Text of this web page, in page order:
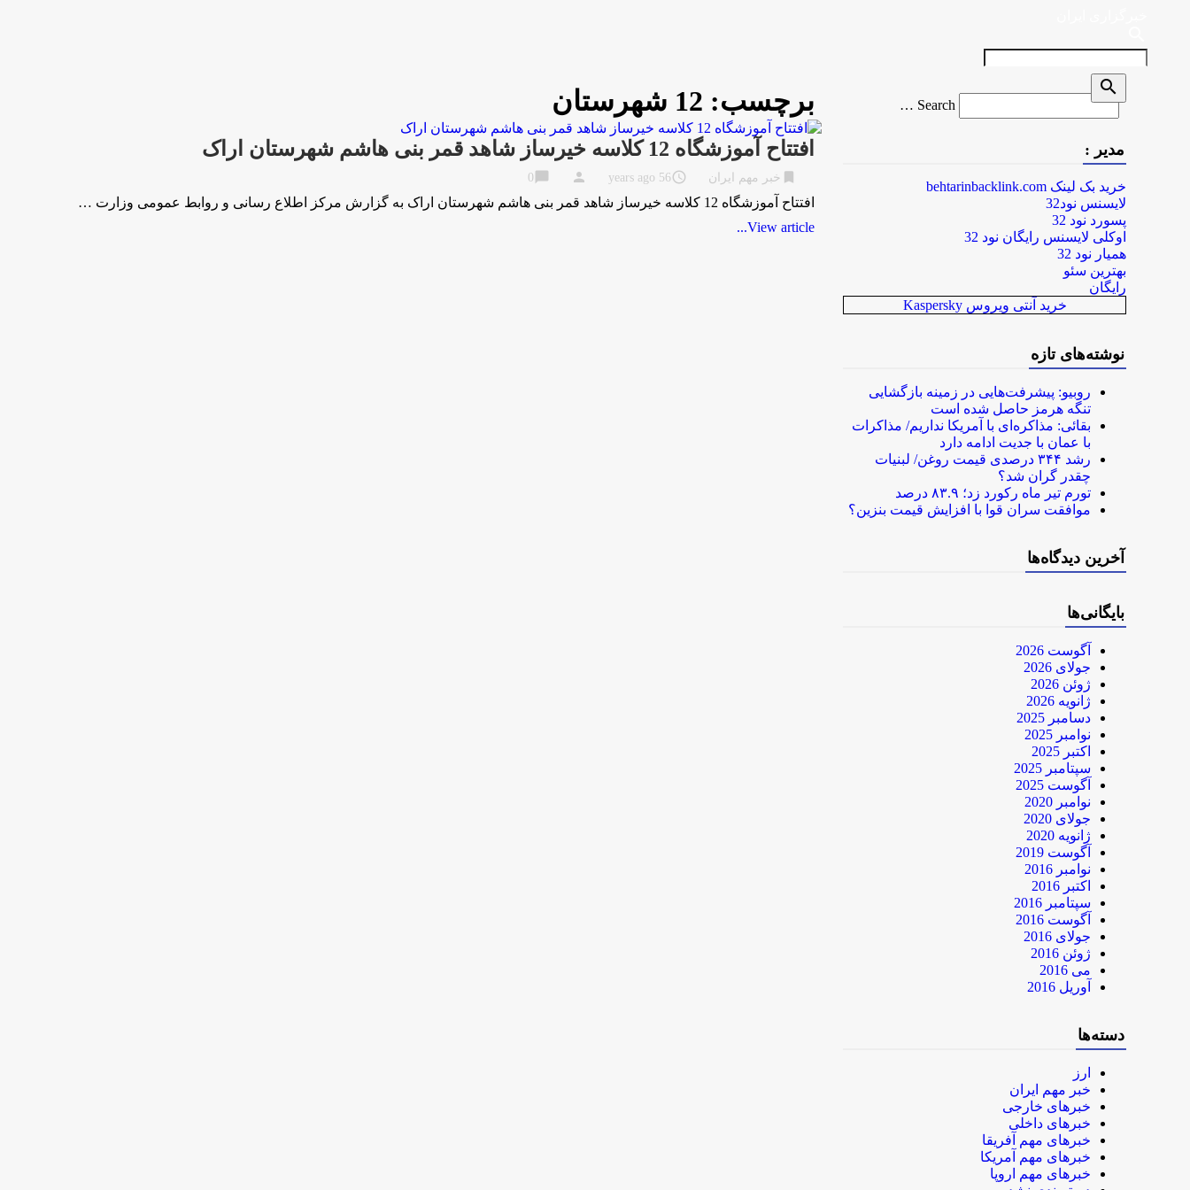
برچسب: 12 شهرستان
افتتاح آموزشگاه 12 کلاسه خیرساز شاهد قمر بنی هاشم شهرستان اراک
خبر مهم ایران access_time
56 years ago
person
chat_bubble
0
افتتاح آموزشگاه 12 کلاسه خیرساز شاهد قمر بنی هاشم شهرستان اراک به گزارش مركز اطلاع رسانی و روابط عمومی وزارت …
View article...
Search
for
Search …
search
مدیر :
خرید بک لینک behtarinbacklink.com
لایسنس نود32
پسورد نود 32
اوکلی لایسنس رایگان نود 32
همیار نود 32
بهترین سئو
رایگان
خرید آنتی ویروس Kaspersky
نوشته‌های تازه
روبیو: پیشرفت‌هایی در زمینه بازگشایی
تنگه هرمز حاصل شده است
بقائی: مذاکره‌ای با آمریکا نداریم/ مذاکرات
با عمان با جدیت ادامه دارد
رشد ۳۴۴ درصدی قیمت روغن/ لبنیات
چقدر گران شد؟
تورم تیر ماه رکورد زد؛ ۸۳.۹ درصد
موافقت سران قوا با افزایش قیمت بنزین؟
آخرین دیدگاه‌ها
بایگانی‌ها
آگوست 2026
جولای 2026
ژوئن 2026
ژانویه 2026
دسامبر 2025
نوامبر 2025
اکتبر 2025
سپتامبر 2025
آگوست 2025
نوامبر 2020
جولای 2020
ژانویه 2020
آگوست 2019
نوامبر 2016
اکتبر 2016
سپتامبر 2016
آگوست 2016
جولای 2016
ژوئن 2016
می 2016
آوریل 2016
دسته‌ها
ارز
خبر مهم ایران
خبرهای خارجی
خبرهای داخلی
خبرهای مهم آفریقا
خبرهای مهم آمریکا
خبرهای مهم اروپا